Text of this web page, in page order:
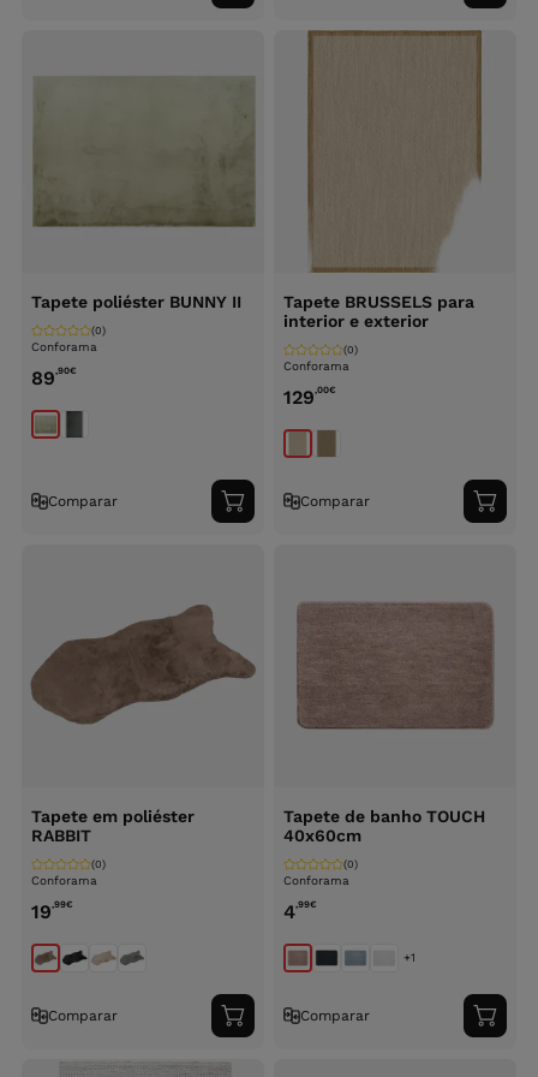
ao
carrinho
ao
Tapete poliéster BUNNY II
Conforama
(0)
89,90€
Comparar
Adicionar
ao
Tapete BRUSSELS para
interior e exterior
Conforama
(0)
129,00€
Comparar
ao
Tapete em poliéster
RABBIT
Conforama
(0)
19,99€
Comparar
Adicionar
ao
carrinho
Tapete de banho TOUCH
40x60cm
Conforama
(0)
4,99€
+1
Comparar
ao